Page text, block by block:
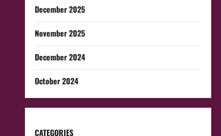
December 2025
November 2025
December 2024
October 2024
CATEGORIES